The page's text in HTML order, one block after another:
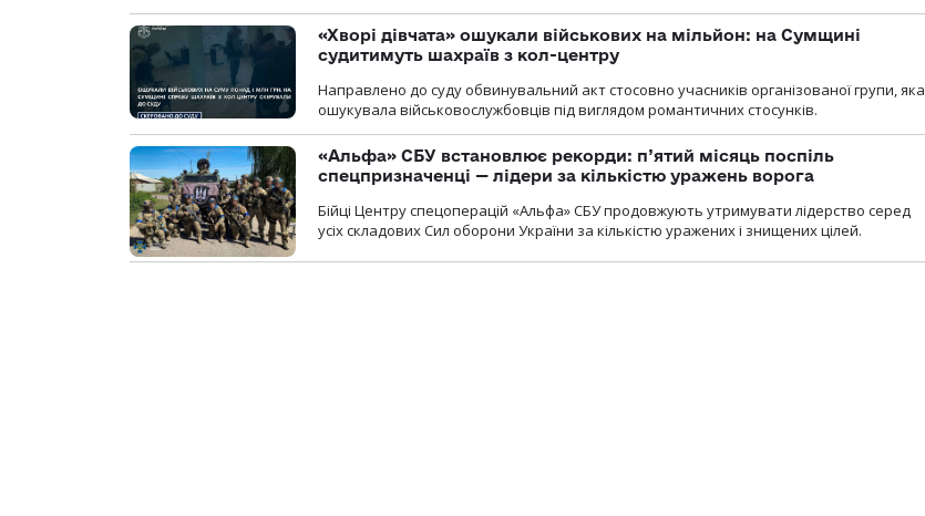
«Хворі дівчата» ошукали військових на мільйон: на Сумщині
судитимуть шахраїв з кол-центру
Направлено до суду обвинувальний акт стосовно учасників організованої групи, яка
ошукувала військовослужбовців під виглядом романтичних стосунків.
«Альфа» СБУ встановлює рекорди: п’ятий місяць поспіль
спецпризначенці — лідери за кількістю уражень ворога
Бійці Центру спецоперацій «Альфа» СБУ продовжують утримувати лідерство серед
усіх складових Сил оборони України за кількістю уражених і знищених цілей.